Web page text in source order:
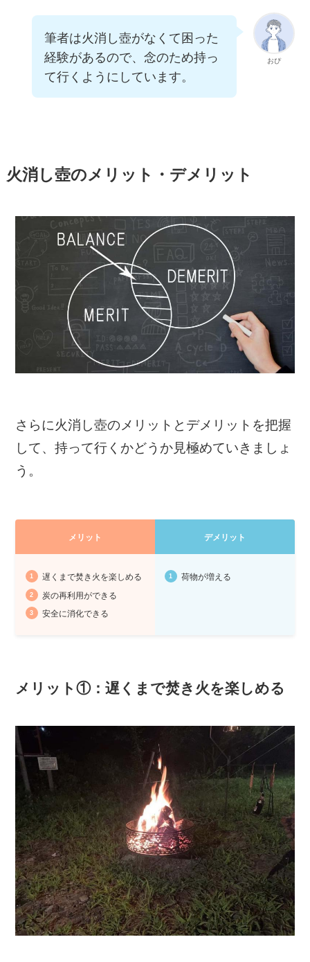
おぴ
筆者は火消し壺がなくて困った
経験があるので、念のため持っ
て行くようにしています。
火消し壺のメリット・デメリット
さらに火消し壺のメリットとデメリットを把握
して、持って行くかどうか見極めていきましょ
う。
メリット デメリット
遅くまで焚き火を楽しめる
炭の再利用ができる
安全に消化できる
荷物が増える
メリット①：遅くまで焚き火を楽しめる